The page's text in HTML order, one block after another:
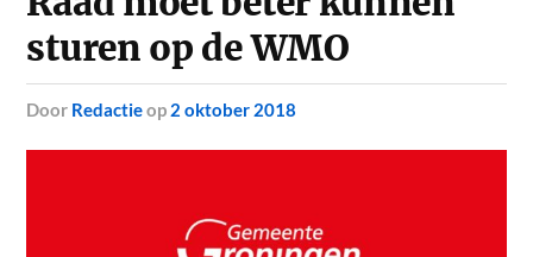
sturen op de WMO
door Redactieop 2 oktober 2018